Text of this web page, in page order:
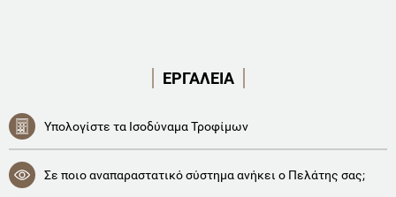
ΕΡΓΑΛΕΙΑ
Υπολογίστε τα Ισοδύναμα Τροφίμων
Σε ποιο αναπαραστατικό σύστημα ανήκει ο Πελάτης σας;